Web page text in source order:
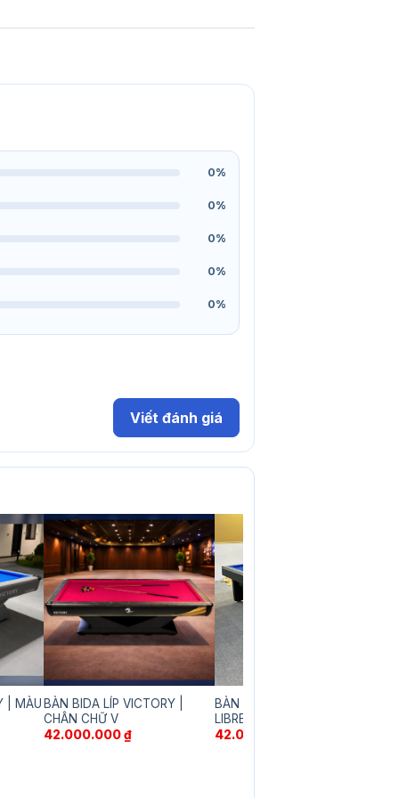
0%
0%
0%
0%
0%
Viết đánh giá
| MÀU BÀN BIDA LÍP VICTORY |
CHÂN CHỮ V
42.000.000₫
BÀN BIDA APLUS FRANCE
LIBRE
42.000.000